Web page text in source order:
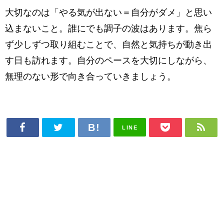
大切なのは「やる気が出ない＝自分がダメ」と思い
込まないこと。誰にでも調子の波はあります。焦ら
ず少しずつ取り組むことで、自然と気持ちが動き出
す日も訪れます。自分のペースを大切にしながら、
無理のない形で向き合っていきましょう。
LINE